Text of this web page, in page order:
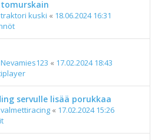
traktori kuski « 18.06.2024 16:31
Nevamies123 « 17.02.2024 18:43
servulle lisää porukkaa
valmettiracing « 17.02.2024 15:26